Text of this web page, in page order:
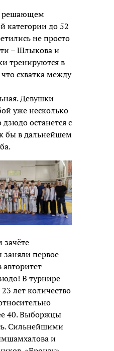
решающем
категории до 52
не просто
– Шлыкова и
тренируются в
схватка между
Девушки
уже несколько
останется с
бы в дальнейшем
первое
авторитет
В турнире
лет количество
40. Выборжцы
Сильнейшими
и